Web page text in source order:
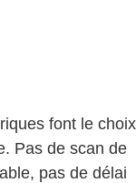
font le choix
Pas de scan de
pas de délai